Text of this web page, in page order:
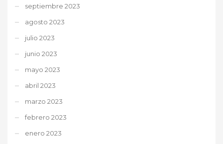
septiembre 2023
agosto 2023
julio 2023
junio 2023
mayo 2023
abril 2023
marzo 2023
febrero 2023
enero 2023